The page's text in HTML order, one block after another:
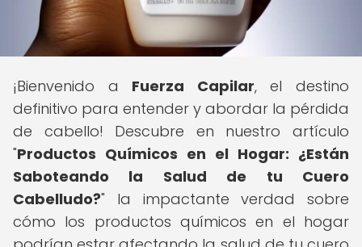
¡Bienvenido a Fuerza Capilar, el destino
definitivo para entender y abordar la pérdida
de cabello! Descubre en nuestro artículo
"Productos Químicos en el Hogar: ¿Están
Saboteando la Salud de tu Cuero
Cabelludo?" la impactante verdad sobre
cómo los productos químicos en el hogar